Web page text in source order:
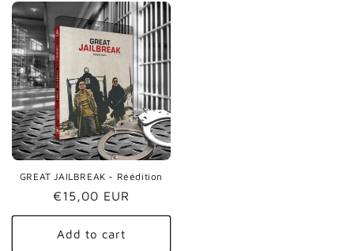
GREAT JAILBREAK - Réédition
Regular
price
€15,00 EUR
Add to cart